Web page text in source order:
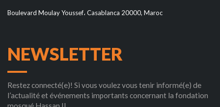
Boulevard Moulay Youssef، Casablanca 20000, Maroc
NEWSLETTER
Restez connecté(e)! Si vous voulez vous tenir informé(e) de
l’actualité et événements importants concernant la fondation